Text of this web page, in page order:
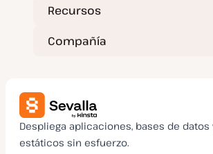
Recursos
Compañía
Despliega aplicaciones, bases de
estáticos sin esfuerzo.